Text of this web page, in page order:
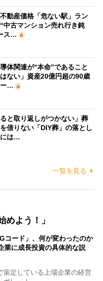
不動産価格「危ない駅」ラン
中古マンション売れ行き鈍
ス…
導体関連が“本命”であること
ない」資産20億円超の90歳
ー…
ると取り返しがつかない」葬
借りない「DIY葬」の落とし
は…
一覧を見る
めよう！」
コード」、何が変わったのか
に成長投資の具体的な説
定している上場企業の経営